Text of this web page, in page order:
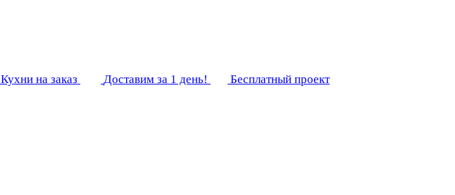
Кухни на заказ Доставим за 1 день! Бесплатный проект